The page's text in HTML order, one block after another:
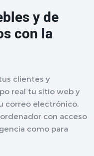
y de
con la
clientes y
real tu sitio web y
correo electrónico,
con acceso
como para